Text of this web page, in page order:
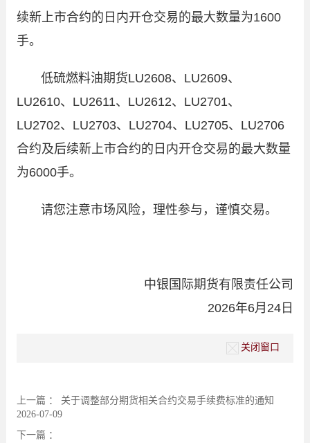
续新上市合约的日内开仓交易的最大数量为1600
手。
低硫燃料油期货LU2608、 LU2609、
LU2610、 LU2611、 LU2612、 LU2701、
LU2702、 LU2703、 LU2704、 LU2705、 LU2706
合约及后续新上市合约的日内开仓交易的最大数量
为6000手。
请您注意市场风险，理性参与，谨慎交易。
中银国际期货有限责任公司
2026年6月 24 日
关闭窗口
上一篇 ： 关于调整部分期货相关合约交易手续费标准的通知
2026-07-09
下一篇 ：